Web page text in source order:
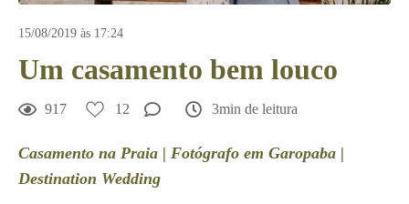
15/08/2019 às 17:24
Um casamento bem louco
917 12 3min de leitura
Casamento na Praia | Fotógrafo em Garopaba |
Destination Wedding